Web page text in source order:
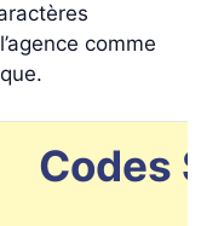
comme
Codes